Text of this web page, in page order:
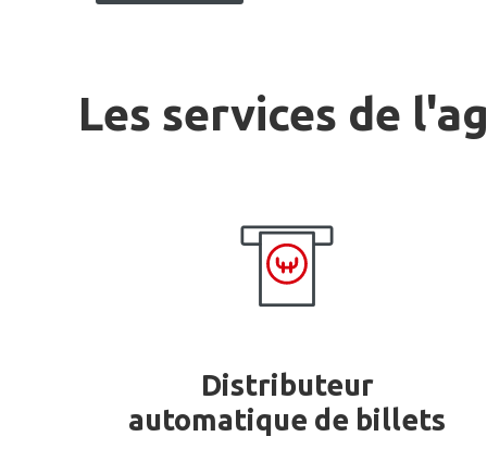
Les services de
Distributeur
automatique de billets